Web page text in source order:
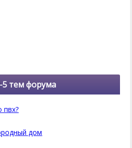
тем форума
пвх?
дом